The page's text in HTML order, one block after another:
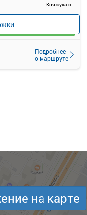
Княжуха с.
Подробнее
о маршруте
цену
на карте